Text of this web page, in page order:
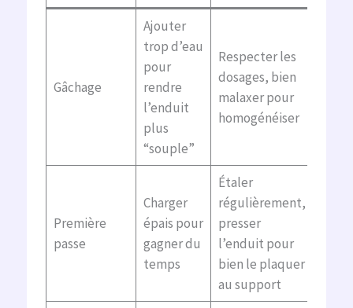
Gâchage
Ajouter
trop d’eau
pour
rendre
l’enduit
plus
“souple”
Respecter les
dosages, bien
malaxer pour
homogénéiser
Première
passe
Charger
épais pour
gagner du
temps
Étaler
régulièrement,
presser
l’enduit pour
bien le plaquer
au support